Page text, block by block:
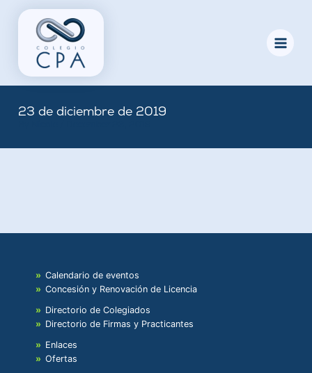
23 de diciembre de 2019
Calendario de eventos
Concesión y Renovación de Licencia
Directorio de Colegiados
Directorio de Firmas y Practicantes
Enlaces
Ofertas